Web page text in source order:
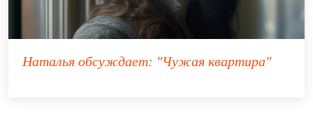
Наталья обсуждает: "Чужая квартира"